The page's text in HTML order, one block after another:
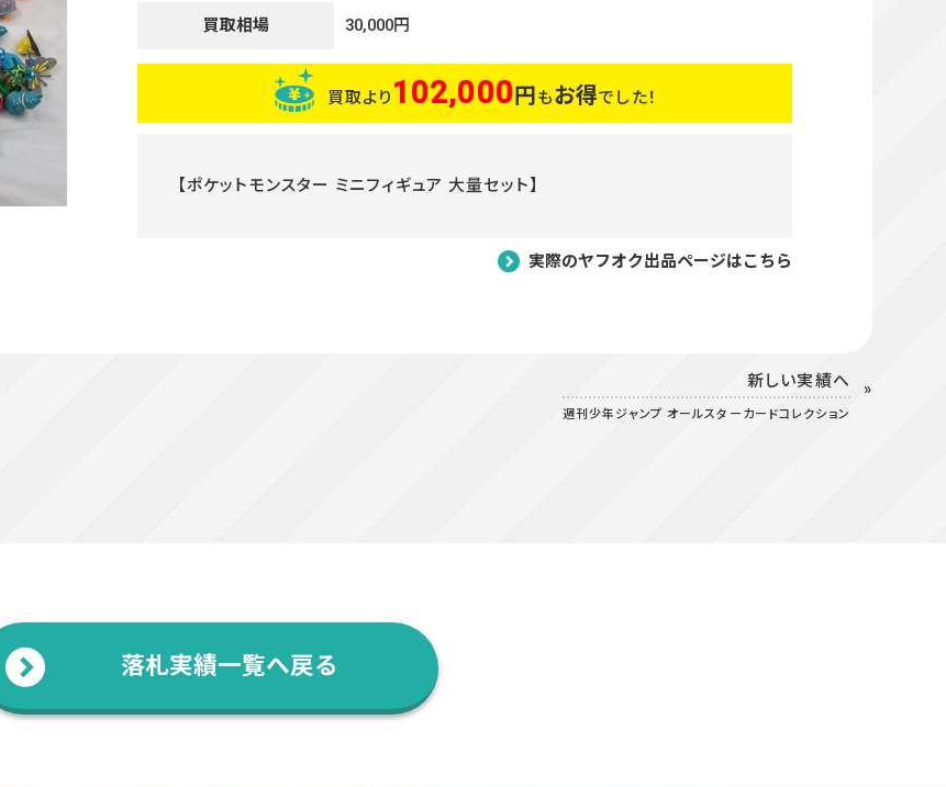
買取相場 30,000円
買取より 102,000円もお得でした！
【ポケットモンスター ミニフィギュア 大量セット】
実際のヤフオク出品ページはこちら
新しい実績へ
週刊少年ジャンプ オールスターカードコレクション
落札実績一覧へ戻る